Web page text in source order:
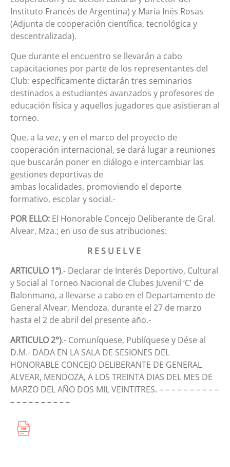
Instituto Francés de Argentina) y María Inés Rosas
(Adjunta de cooperación científica, tecnológica y
descentralizada).
Que durante el encuentro se llevarán a cabo
capacitaciones por parte de los representantes del
Club: específicamente dictarán tres seminarios
destinados a estudiantes avanzados y profesores de
educación física y aquellos jugadores que asistieran al
torneo.
Que, a la vez, y en el marco del proyecto de
cooperación internacional, se dará lugar a reuniones
que buscarán poner en diálogo e intercambiar las
gestiones deportivas de
ambas localidades, promoviendo el deporte
formativo, escolar y social.-
POR ELLO: El Honorable Concejo Deliberante de Gral.
Alvear, Mza.; en uso de sus atribuciones:
R E S U E L V E
ARTICULO 1º).- Declarar de Interés Deportivo, Cultural
y Social al Torneo Nacional de Clubes Juvenil ‘C’ de
Balonmano, a llevarse a cabo en el Departamento de
General Alvear, Mendoza, durante el 27 de marzo
hasta el 2 de abril del presente año.-
ARTICULO 2°).- Comuníquese, Publíquese y Dése al
D.M.- DADA EN LA SALA DE SESIONES DEL
HONORABLE CONCEJO DELIBERANTE DE GENERAL
ALVEAR, MENDOZA, A LOS TREINTA DIAS DEL MES DE
MARZO DEL AÑO DOS MIL VEINTITRES. – – – – – – – – – –
– – – – – – – – – –